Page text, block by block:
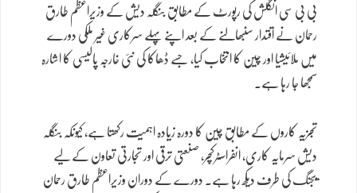
بی بی سی انگلش کی رپورٹ کے مطابق بنگلہ دیش کے وزیراعظم طارق
رحمان نے اقتدار سنبھالنے کے بعد اپنے پہلے سرکاری غیر ملکی دورے
میں ملائیشیا اور چین کا انتخاب کیا، جسے ڈھاکا کی نئی خارجہ پالیسی کا اشارہ
سمجھا جا رہا ہے۔
تجزیہ کاروں کے مطابق چین کا دورہ زیادہ اہمیت رکھتا ہے، کیونکہ بنگلہ
دیش سرمایہ کاری، انفراسٹرکچر، صنعتی ترقی اور تجارتی تعاون کے لیے
بیجنگ کی طرف دیکھ رہا ہے۔ دورے کے دوران وزیراعظم طارق رحمان